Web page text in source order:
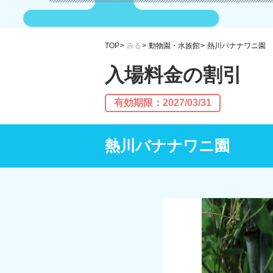
TOP みる 動物園・水族館 熱川バナナワニ園
入場料金の割引
有効期限：2027/03/31
熱川バナナワニ園